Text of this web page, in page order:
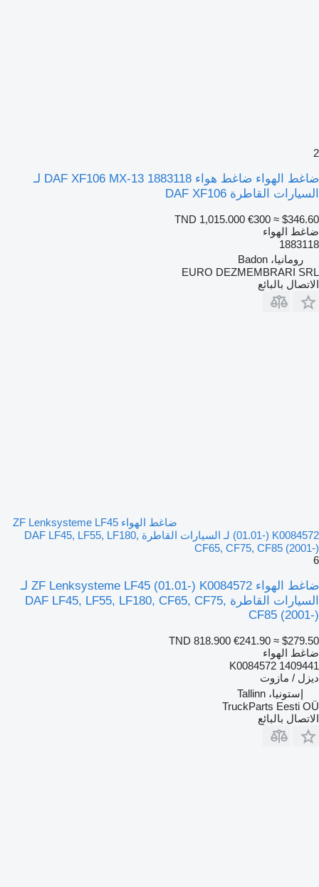
2
ضاغط الهواء ضاغط هواء DAF XF106 MX-13 1883118 لـ
السيارات القاطرة DAF XF106
TND 1,015.000 €300 ≈ $346.60
ضاغط الهواء
1883118
رومانيا، Badon
EURO DEZMEMBRARI SRL
الاتصال بالبائع
ضاغط الهواء ZF Lenksysteme LF45
(01.01-) K0084572 لـ السيارات القاطرة DAF LF45, LF55, LF180,
CF65, CF75, CF85 (2001-)
6
ضاغط الهواء ZF Lenksysteme LF45 (01.01-) K0084572 لـ
السيارات القاطرة DAF LF45, LF55, LF180, CF65, CF75,
CF85 (2001-)
TND 818.900 €241.90 ≈ $279.50
ضاغط الهواء
K0084572 1409441
ديزل / مازوت
إستونيا، Tallinn
TruckParts Eesti OÜ
الاتصال بالبائع